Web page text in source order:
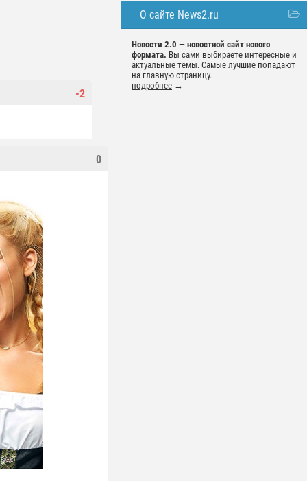
О сайте News2.ru
Новости 2.0 — новостной сайт нового
формата. Вы сами выбираете интересные и
актуальные темы. Самые лучшие попадают
на главную страницу.
подробнее →
-2
0